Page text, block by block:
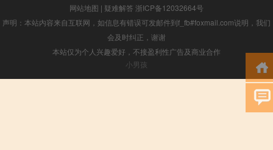
网站地图 | 疑难解答 浙ICP备12032664号
声明：本站内容来自互联网，如信息有错误可发邮件到f_fb#foxmail.com说明，我们
会及时纠正，谢谢
本站仅为个人兴趣爱好，不接盈利性广告及商业合作
小男孩